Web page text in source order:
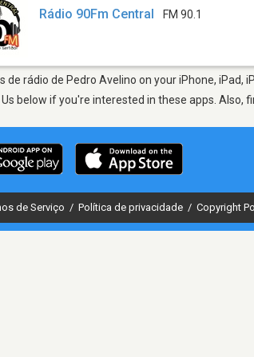
Rádio 90Fm Central FM 90.1
de rádio de Pedro Avelino on your iPhone,
below if you're interested in these apps. Also,
de Serviço / Política de privacidade / Copyright